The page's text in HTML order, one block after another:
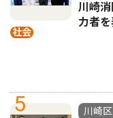
社会
川崎
力者
5
川崎